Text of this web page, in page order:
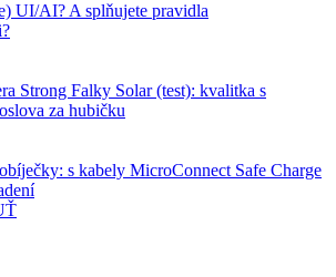
UI/AI? A splňujete pravidla
Strong Falky Solar (test): kvalitka s
za hubičku
s kabely MicroConnect Safe Charge